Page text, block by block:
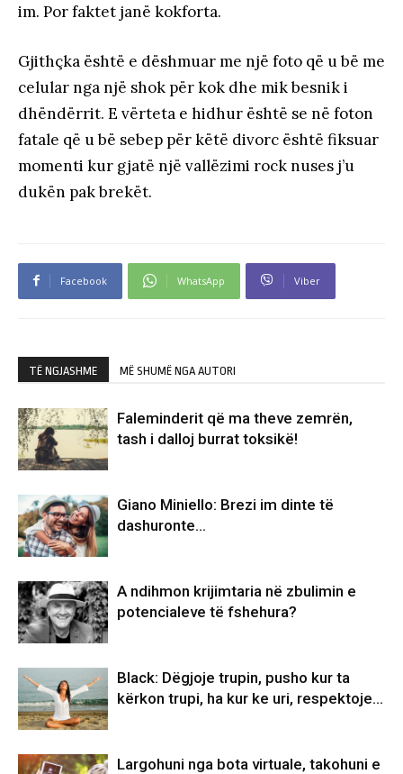
im. Por faktet janë kokforta.
Gjithçka është e dëshmuar me një foto që u bë me
celular nga një shok për kok dhe mik besnik i
dhëndërrit. E vërteta e hidhur është se në foton
fatale që u bë sebep për këtë divorc është fiksuar
momenti kur gjatë një vallëzimi rock nuses j’u
dukën pak brekët.
Facebook WhatsApp Viber
TË NGJASHME MË SHUMË NGA AUTORI
Faleminderit që ma theve zemrën,
tash i dalloj burrat toksikë!
Giano Miniello: Brezi im dinte të
dashuronte…
A ndihmon krijimtaria në zbulimin e
potencialeve të fshehura?
Black: Dëgjoje trupin, pusho kur ta
kërkon trupi, ha kur ke uri, respektoje…
Largohuni nga bota virtuale, takohuni e